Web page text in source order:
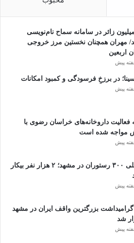
۲.۵ میلیون زائر در سامانه سماح نام‌نویسی
مهران همچنان نخستین مرز خروجی
اربعین
در برزخِ فرسودگی و کمبود امکانات
فعالیت داروخانه‌های خراسان رضوی با
مواجه شده است
تعطیلی ۳۰۰ رستوران در مشهد؛ ۲ هزار نفر بیکار
گرامیداشت بزرگترین واقف ایران در مشهد
شد